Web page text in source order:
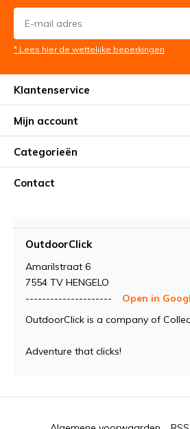
* Lees hier de wettelijke beperkingen
Klantenservice
Mijn account
Categorieën
Contact
OutdoorClick
Amarilstraat 6
7554 TV HENGELO
---------------------
Open in
OutdoorClick is a company of
Adventure that clicks!